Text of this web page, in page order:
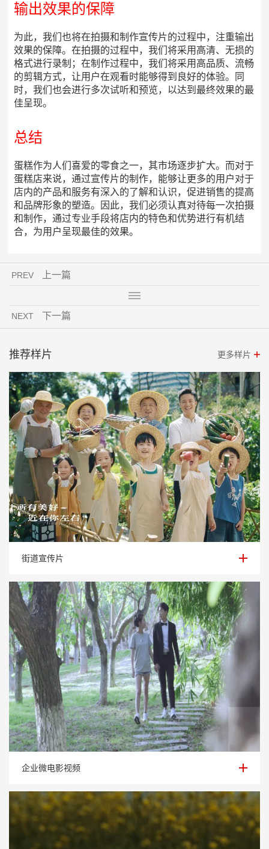
输出效果的保障
为此，我们也将在拍摄和制作宣传片的过程中，注重输出
效果的保障。在拍摄的过程中，我们将采用高清、无损的
格式进行录制；在制作过程中，我们将采用高品质、流畅
的剪辑方式，让用户在观看时能够得到良好的体验。同
时，我们也会进行多次试听和预览，以达到最终效果的最
佳呈现。
总结
蛋糕作为人们喜爱的零食之一，其市场逐步扩大。而对于
蛋糕店来说，通过宣传片的制作，能够让更多的用户对于
店内的产品和服务有深入的了解和认识，促进销售的提高
和品牌形象的塑造。因此，我们必须认真对待每一次拍摄
和制作，通过专业手段将店内的特色和优势进行有机结
合，为用户呈现最佳的效果。
PREV 上一篇
NEXT 下一篇
推荐样片 更多样片
街道宣传片
街道宣传片
企业微电影视频
企业微电影视频